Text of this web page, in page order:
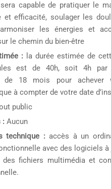
capable de pratiquer le
et efficacité, soulager les
les énergies et
le chemin du bien-être
: la durée estimée de
est de 40h, soit 4h par
de 18 mois pour achever
à compter de votre date
public
: Aucun
technique :accès à un
avec des logiciels
des fichiers multimédia et